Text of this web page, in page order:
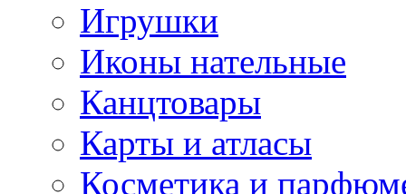
Игрушки
Иконы нательные
Канцтовары
Карты и атласы
Косметика и